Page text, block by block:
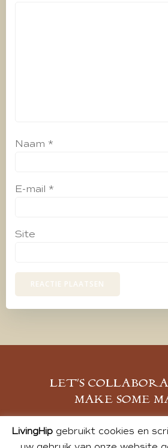
Naam *
E-mail *
Site
LET’S
MAKE SOME
MELD JE AAN
LivingHipgebruikt cookies en